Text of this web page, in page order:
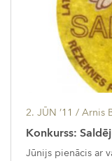
2. JŪN ’11 / Arnis
Konkurss:
Jūnijs pienācis ar